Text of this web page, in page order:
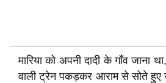
मारिया को अपनी दादी के गाँव जाना
वाली ट्रेन पकड़कर आराम से सोते हुए